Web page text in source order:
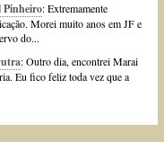
Pinheiro: Extremamente
Morei muito anos em JF e
do...
: Outro dia, encontrei Marai
Eu fico feliz toda vez que a